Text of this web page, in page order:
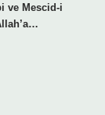
ve Mescid-i